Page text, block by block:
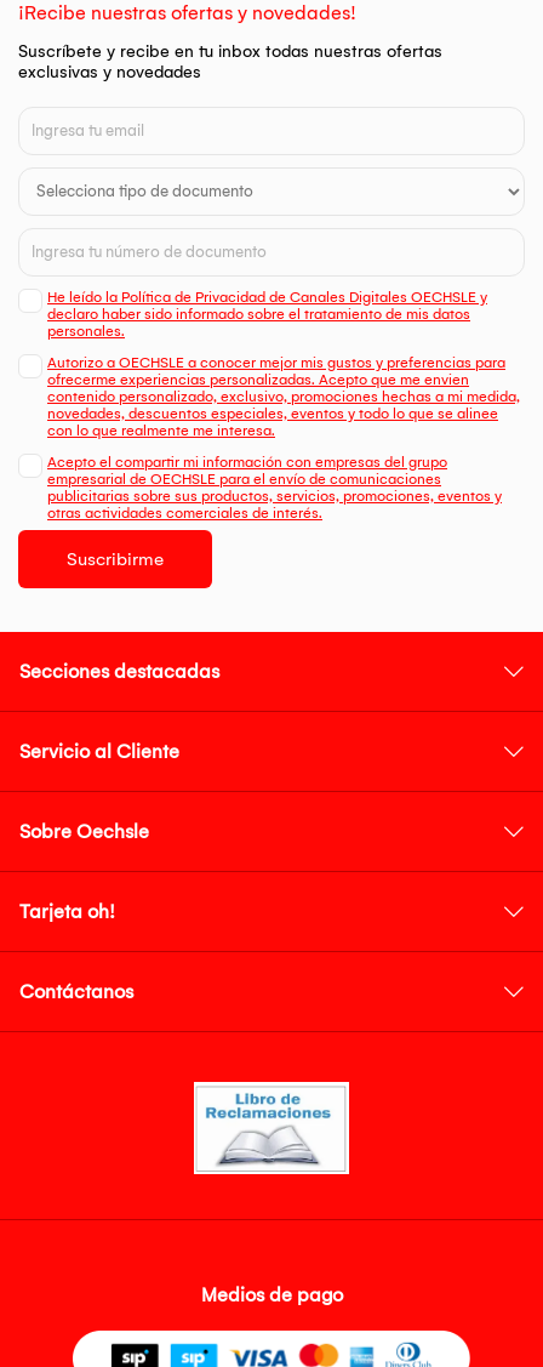
¡Recibe nuestras ofertas y novedades!
Suscríbete y recibe en tu inbox todas nuestras ofertas
exclusivas y novedades
He leído la Política de Privacidad de Canales Digitales OECHSLE y
declaro haber sido informado sobre el tratamiento de mis datos
personales.
Autorizo a OECHSLE a conocer mejor mis gustos y preferencias para
ofrecerme experiencias personalizadas. Acepto que me envien
contenido personalizado, exclusivo, promociones hechas a mi medida,
novedades, descuentos especiales, eventos y todo lo que se alinee
con lo que realmente me interesa.
Acepto el compartir mi información con empresas del grupo
empresarial de OECHSLE para el envío de comunicaciones
publicitarias sobre sus productos, servicios, promociones, eventos y
otras actividades comerciales de interés.
Suscribirme
Secciones destacadas
Servicio al Cliente
Sobre Oechsle
Tarjeta oh!
Contáctanos
Medios de pago